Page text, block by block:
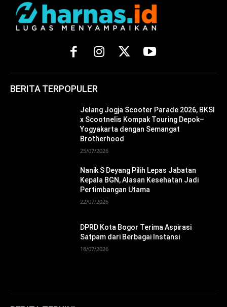
BERITA TERPOPULER
Jelang Jogja Scooter Parade 2026, BKSI
x Scootnelis Kompak Touring Depok–
Yogyakarta dengan Semangat
Brotherhood
25/07/2026
Nanik S Deyang Pilih Lepas Jabatan
Kepala BGN, Alasan Kesehatan Jadi
Pertimbangan Utama
22/07/2026
DPRD Kota Bogor Terima Aspirasi
Satpam dari Berbagai Instansi
18/07/2026